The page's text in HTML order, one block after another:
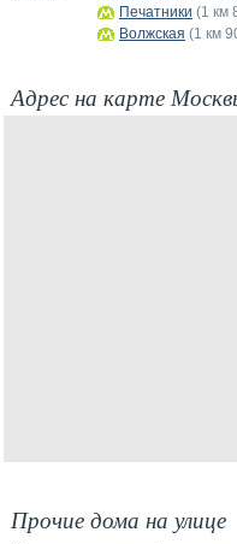
Печатники (1 км
Волжская (1 км
Адрес на карте
Прочие дома на улице